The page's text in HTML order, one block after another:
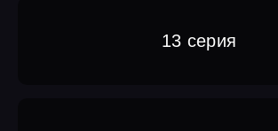
13 серия